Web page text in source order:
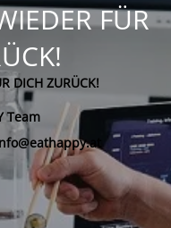
FÜR
DICH ZURÜCK!
Team